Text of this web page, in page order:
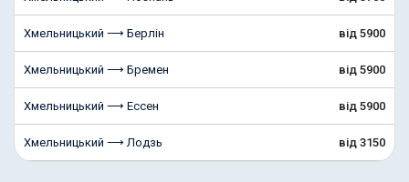
Хмельницький ⟶ Берлін від 5900
Хмельницький ⟶ Бремен від 5900
Хмельницький ⟶ Ессен від 5900
Хмельницький ⟶ Лодзь від 3150